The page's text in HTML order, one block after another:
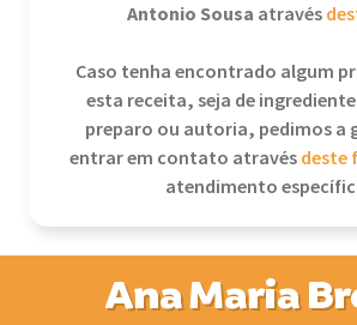
Antonio Sousa através
Caso tenha encontrado algum
esta receita, seja de
preparo ou autoria, pedimos a
entrar em contato atravésdeste
atendimento
Ana Maria